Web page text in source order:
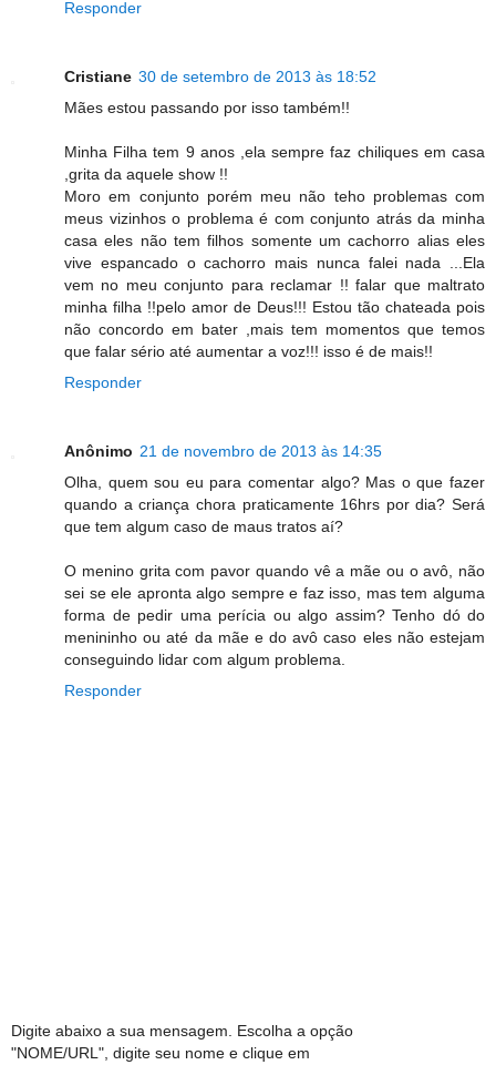
Responder
Cristiane 30 de setembro de 2013 às 18:52
Mães estou passando por isso também!!
Minha Filha tem 9 anos ,ela sempre faz chiliques em casa
,grita da aquele show !!
Moro em conjunto porém meu não teho problemas com
meus vizinhos o problema é com conjunto atrás da minha
casa eles não tem filhos somente um cachorro alias eles
vive espancado o cachorro mais nunca falei nada ...Ela
vem no meu conjunto para reclamar !! falar que maltrato
minha filha !!pelo amor de Deus!!! Estou tão chateada pois
não concordo em bater ,mais tem momentos que temos
que falar sério até aumentar a voz!!! isso é de mais!!
Responder
Anônimo 21 de novembro de 2013 às 14:35
Olha, quem sou eu para comentar algo? Mas o que fazer
quando a criança chora praticamente 16hrs por dia? Será
que tem algum caso de maus tratos aí?
O menino grita com pavor quando vê a mãe ou o avô, não
sei se ele apronta algo sempre e faz isso, mas tem alguma
forma de pedir uma perícia ou algo assim? Tenho dó do
menininho ou até da mãe e do avô caso eles não estejam
conseguindo lidar com algum problema.
Responder
Digite abaixo a sua mensagem. Escolha a opção
"NOME/URL", digite seu nome e clique em